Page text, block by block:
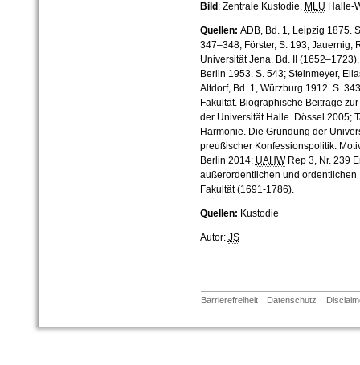
Bild : Zentrale Kustodie, MLU Halle-
Quellen: ADB, Bd. 1, Leipzig 1875.
347–348; Förster, S. 193; Jauernig,
Universität Jena. Bd. II
Berlin 1953. S. 543; Steinmeyer,
Altdorf, Bd. 1, Würzburg 1912. S.
Fakultät. Biographische Beiträge
der Universität Halle. Dössel 2005;
Harmonie. Die Gründung der
preußischer Konfessionspolitik.
Berlin 2014; UAHWRep 3, Nr. 239
außerordentlichen und
Fakultät (1691-1786).
Quellen: Kustodie
Autor: JS
Barrierefreiheit Datenschutz